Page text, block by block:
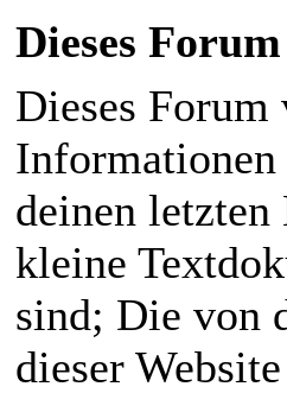
Dieses
Dieses
Informationen
deinen
kleine
sind; Die von
dieser